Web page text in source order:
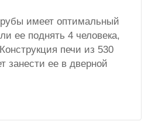
имеет оптимальный
ее поднять 4 человека,
печи из 530
занести ее в дверной